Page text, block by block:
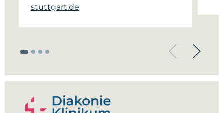
stuttgart.de
PreviousNext